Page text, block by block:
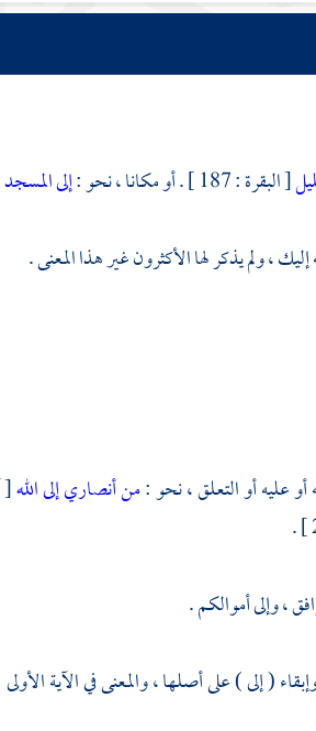
[ البقرة : 187 ] . أو مكانا ، نحو : إلى
عليه أو التعلق ، نحو :من أنصاري إلى الله[
، وإلى أموالكم .
( إلى ) على أصلها ، والمعنى في الآية